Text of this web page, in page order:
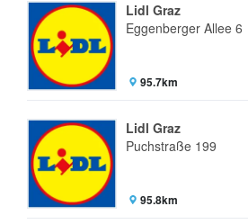
Lidl Graz
Eggenberger Allee 6
95.7km
Lidl Graz
Puchstraße 199
95.8km